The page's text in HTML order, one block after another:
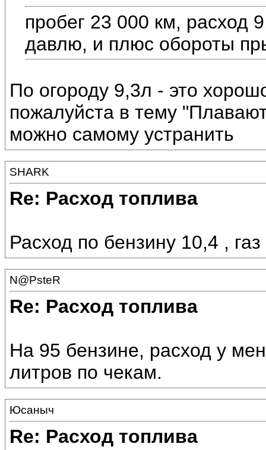
пробег 23 000 км, расход
давлю, и плюс обороты
По огороду 9,3л - это
пожалуйста в тему
можно самому устранить
SHARK
Re: Расход топлива
Расход по бензину 10,4 ,
N@PsteR
Re: Расход топлива
На 95 бензине, расход у
литров по чекам.
Юсаныч
Re: Расход топлива